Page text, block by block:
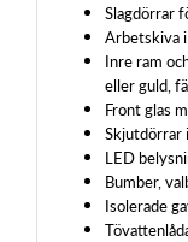
Slagdörrar
Arbetskiva
Inre ram
eller guld,
Front glas
Skjutdörrar
LED
Bumber,
Isolerade